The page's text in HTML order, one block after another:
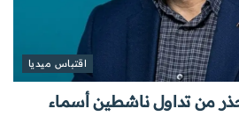
اقتباس ميديا
من تداول ناشطين أسماء